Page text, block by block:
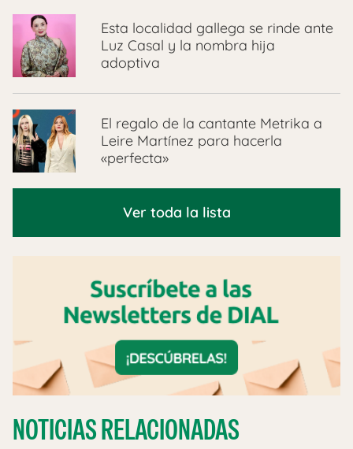
Esta localidad gallega se rinde ante
Luz Casal y la nombra hija
adoptiva
El regalo de la cantante Metrika a
Leire Martínez para hacerla
«perfecta»
Ver toda la lista
NOTICIAS RELACIONADAS